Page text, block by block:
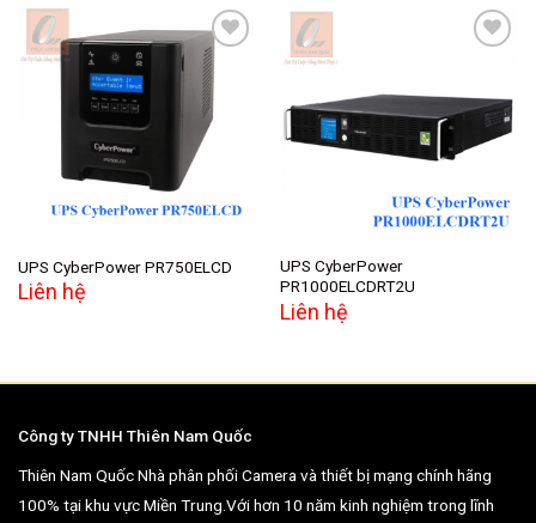
Add to
wishlist
UPS CyberPower PR750ELCD
Liên hệ
Add to
wishlist
UPS CyberPower
PR1000ELCDRT2U
Liên hệ
Công ty TNHH Thiên Nam Quốc
Thiên Nam Quốc Nhà phân phối Camera và thiết bị mạng chính hãng
100% tại khu vực Miền Trung.Với hơn 10 năm kinh nghiệm trong lĩnh